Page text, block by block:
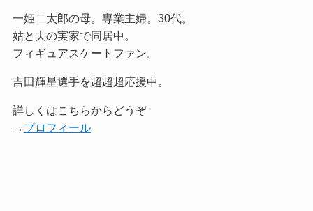
一姫二太郎の母。専業主婦。30代。
姑と夫の実家で同居中。
フィギュアスケートファン。
吉田輝星選手を超超超応援中。
詳しくはこちらからどうぞ
→ プロフィール